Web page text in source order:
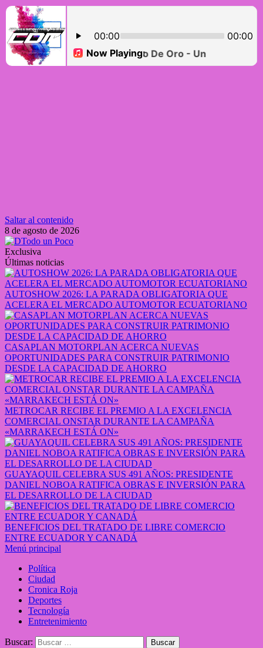
Saltar al contenido
8 de agosto de 2026
Exclusiva
Últimas noticias
AUTOSHOW 2026: LA PARADA OBLIGATORIA QUE
ACELERA EL MERCADO AUTOMOTOR ECUATORIANO
CASAPLAN MOTORPLAN ACERCA NUEVAS
OPORTUNIDADES PARA CONSTRUIR PATRIMONIO
DESDE LA CAPACIDAD DE AHORRO
METROCAR RECIBE EL PREMIO A LA EXCELENCIA
COMERCIAL ONSTAR DURANTE LA CAMPAÑA
«MARRAKECH ESTÁ ON»
GUAYAQUIL CELEBRA SUS 491 AÑOS: PRESIDENTE
DANIEL NOBOA RATIFICA OBRAS E INVERSIÓN PARA
EL DESARROLLO DE LA CIUDAD
BENEFICIOS DEL TRATADO DE LIBRE COMERCIO
ENTRE ECUADOR Y CANADÁ
Menú principal
Política
Ciudad
Cronica Roja
Deportes
Tecnología
Entretenimiento
Buscar: